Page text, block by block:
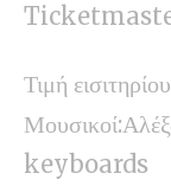
Τιμή
keyboards